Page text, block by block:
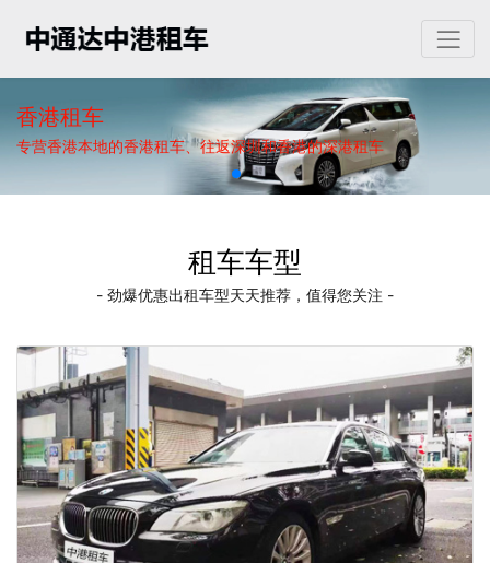
香港租车
专营香港本地的香港租车、往返深圳和香港的深港租车
租车车型
- 劲爆优惠出租车型天天推荐，值得您关注 -